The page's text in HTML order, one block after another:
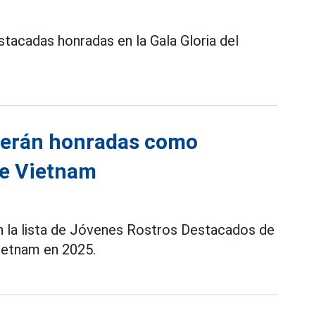
honradas en la Gala Gloria del
honradas como
Vietnam
la lista de Jóvenes Rostros Destacados de
en 2025.